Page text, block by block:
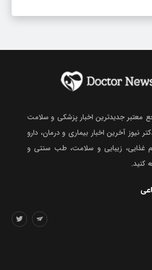
معتبر جدیدترین اخبار پزشکی و سلامت
نیوز آخرین اخبار بیماری و درمان، دارو
غذایی، زیبایی و سلامت، طب سنتی و
کنید.